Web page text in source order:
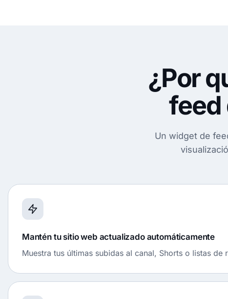
¿Por
feed
Un widget de
Mantén tu sitio web actualizado automáticamente
Muestra tus últimas subidas al canal, Shorts o listas